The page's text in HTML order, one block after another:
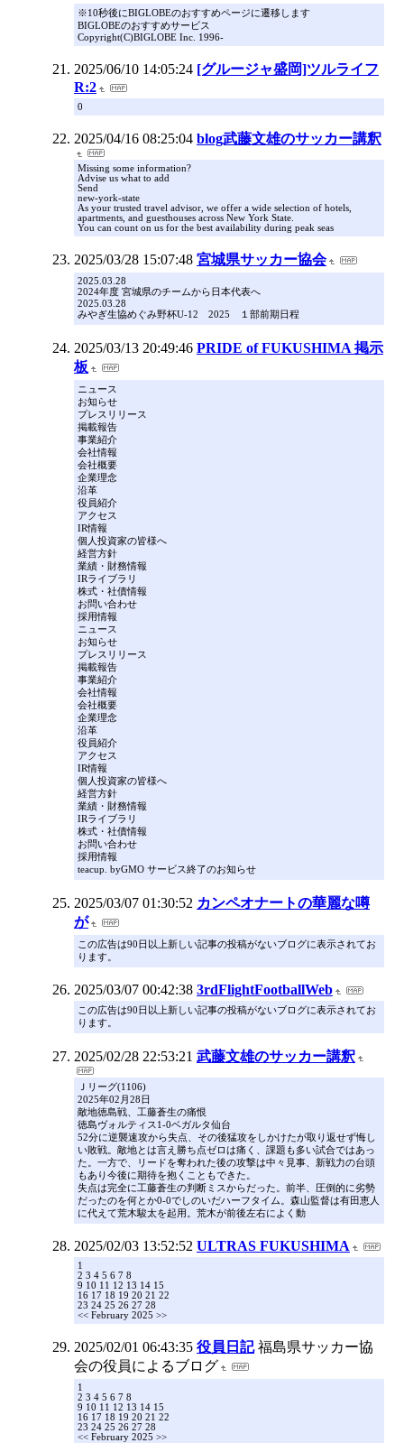
※10秒後にBIGLOBEのおすすめページに遷移します
BIGLOBEのおすすめサービス
Copyright(C)BIGLOBE Inc. 1996-
2025/06/10 14:05:24 [グルージャ盛岡]ツルライフ
R:2
0
2025/04/16 08:25:04 blog武藤文雄のサッカー講釈
Missing some information?
Advise us what to add
Send
new-york-state
As your trusted travel advisor, we offer a wide selection of hotels,
apartments, and guesthouses across New York State.
You can count on us for the best availability during peak seas
2025/03/28 15:07:48 宮城県サッカー協会
2025.03.28
2024年度 宮城県のチームから日本代表へ
2025.03.28
みやぎ生協めぐみ野杯U-12 2025 １部前期日程
2025/03/13 20:49:46 PRIDE of FUKUSHIMA 掲示
板
ニュース
お知らせ
プレスリリース
掲載報告
事業紹介
会社情報
会社概要
企業理念
沿革
役員紹介
アクセス
IR情報
個人投資家の皆様へ
経営方針
業績・財務情報
IRライブラリ
株式・社債情報
お問い合わせ
採用情報
ニュース
お知らせ
プレスリリース
掲載報告
事業紹介
会社情報
会社概要
企業理念
沿革
役員紹介
アクセス
IR情報
個人投資家の皆様へ
経営方針
業績・財務情報
IRライブラリ
株式・社債情報
お問い合わせ
採用情報
teacup. byGMO サービス終了のお知らせ
2025/03/07 01:30:52 カンペオナートの華麗な噂
が
この広告は90日以上新しい記事の投稿がないブログに表示されてお
ります。
2025/03/07 00:42:38 3rdFlightFootballWeb
この広告は90日以上新しい記事の投稿がないブログに表示されてお
ります。
2025/02/28 22:53:21 武藤文雄のサッカー講釈
Ｊリーグ(1106)
2025年02月28日
敵地徳島戦、工藤蒼生の痛恨
徳島ヴォルティス1-0ベガルタ仙台
52分に逆襲速攻から失点、その後猛攻をしかけたが取り返せず悔し
い敗戦。敵地とは言え勝ち点ゼロは痛く、課題も多い試合ではあっ
た。一方で、リードを奪われた後の攻撃は中々見事、新戦力の台頭
もあり今後に期待を抱くこともできた。
失点は完全に工藤蒼生の判断ミスからだった。前半、圧倒的に劣勢
だったのを何とか0-0でしのいだハーフタイム。森山監督は有田恵人
に代えて荒木駿太を起用。荒木が前後左右によく動
2025/02/03 13:52:52 ULTRAS FUKUSHIMA
1
2 3 4 5 6 7 8
9 10 11 12 13 14 15
16 17 18 19 20 21 22
23 24 25 26 27 28
<< February 2025 >>
2025/02/01 06:43:35 役員日記 福島県サッカー協
会の役員によるブログ
1
2 3 4 5 6 7 8
9 10 11 12 13 14 15
16 17 18 19 20 21 22
23 24 25 26 27 28
<< February 2025 >>